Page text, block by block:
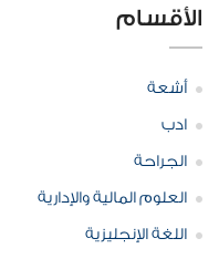
الأقسام
أشعة
ادب
الجراحة
العلوم المالية والإدارية
اللغة الإنجليزية